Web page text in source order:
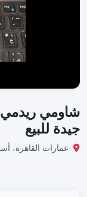
جيدة للبيع
عمارات القاهرة،